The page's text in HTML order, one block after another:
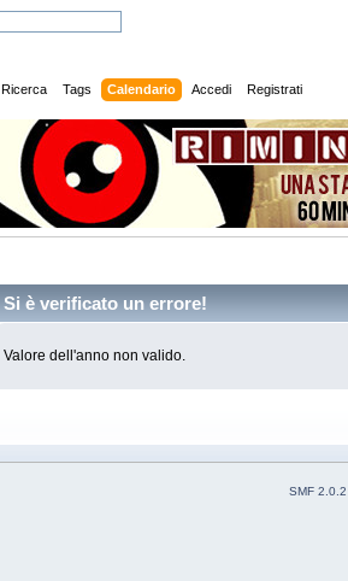
Ricerca Tags Calendario Accedi Registrati
Si è verificato un errore!
Valore dell'anno non valido.
SMF 2.0.2